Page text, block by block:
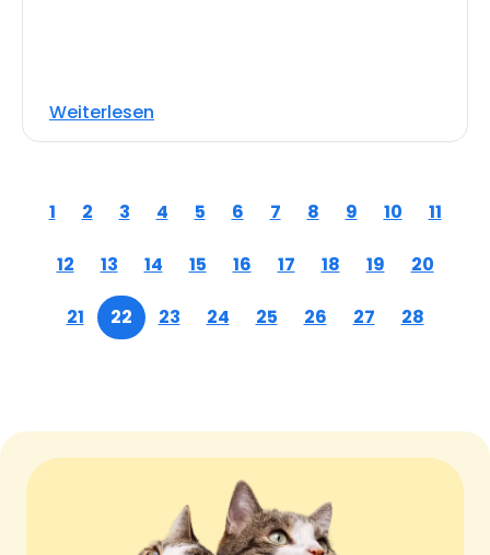
Weiterlesen
1 2 3 4 5 6 7 8 9 10 11
12 13 14 15 16 17 18 19 20
21 22 23 24 25 26 27 28